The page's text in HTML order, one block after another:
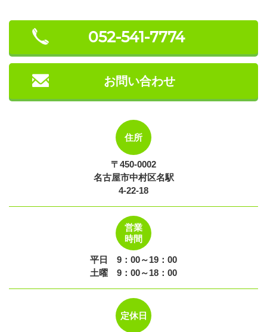
052-541-7774
お問い合わせ
住所
〒450-0002
名古屋市中村区名駅
4-22-18
営業
時間
平日 9：00～19：00
土曜 9：00～18：00
定休日